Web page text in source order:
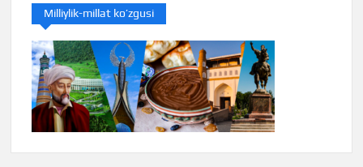
Milliylik-millat ko’zgusi